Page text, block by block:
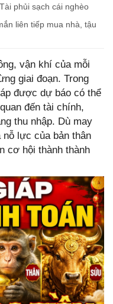
phủi sạch cái nghèo
liên tiếp mua nhà, tậu
vận khí của mỗi
giai đoạn. Trong
được dự báo có thể
đến tài chính,
thu nhập. Dù may
lực của bản thân
cơ hội thành thành